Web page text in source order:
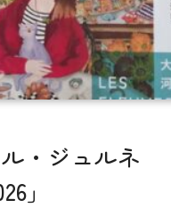
ル・ジュルネ
」